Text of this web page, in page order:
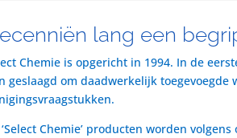
lang een
Chemie is opgericht in 1994. In de
geslaagd om daadwerkelijk
‘Select Chemie’ producten worden